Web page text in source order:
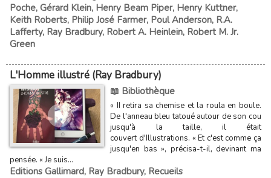
Poche, Gérard Klein, Henry Beam Piper, Henry Kuttner,
Keith Roberts, Philip José Farmer, Poul Anderson, R.A.
Lafferty, Ray Bradbury, Robert A. Heinlein, Robert M. Jr.
Green
L'Homme illustré (Ray Bradbury)
📖 Bibliothèque
« II retira sa chemise et la roula en boule.
De l'anneau bleu tatoué autour de son cou
jusqu'à la taille, il était
couvert d'Illustrations. « Et c'est comme ça
jusqu'en bas », précisa-t-il, devinant ma
pensée. « Je suis...
Editions Gallimard, Ray Bradbury, Recueils